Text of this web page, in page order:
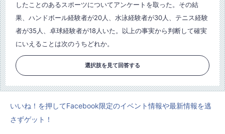
したことのあるスポーツについてアンケートを取った。その結
果、ハンドボール経験者が20人、水泳経験者が30人、テニス経験
者が35人、卓球経験者が18人いた。以上の事実から判断して確実
にいえることは次のうちどれか。
選択肢を見て回答する
いいね！を押してFacebook限定のイベント情報や最新情報を逃
さずゲット！